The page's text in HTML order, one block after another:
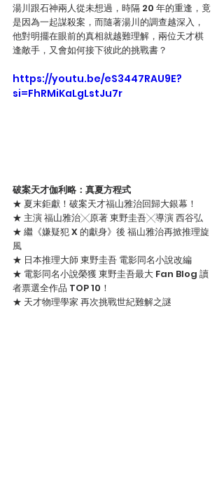
湯川跟石神兩人從未想過，時隔 20 年的重逢，竟
是因為一起謀殺案，而隨著湯川的調查越深入，
他對明擺在眼前的真相就越難理解，兩位天才棋
逢敵手，又會如何接下彼此的挑戰書？
https://youtu.be/eS3447RAU9E?
si=FhRMiKaLgLstJu7r
破案天才伽利略：真夏方程式
★ 夏末鉅獻！破案天才福山雅治回歸大銀幕！
★ 主演 福山雅治╳原著 東野圭吾╳導演 西谷弘
★ 繼《嫌疑犯 X 的獻身》後 福山雅治再掀推理旋
風
★ 日本推理大師 東野圭吾 電影同名小說改編
★ 電影同名小說榮獲 東野圭吾最大 Fan Blog 讀
者票選全作品 TOP 10！
★ 天才物理學家 再次挑戰世紀難解之謎